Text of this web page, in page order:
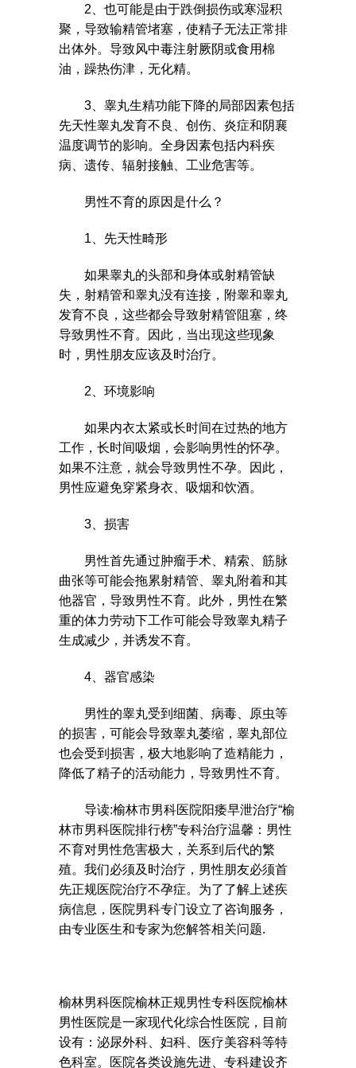
2、也可能是由于跌倒损伤或寒湿积
聚，导致输精管堵塞，使精子无法正常排
出体外。导致风中毒注射厥阴或食用棉
油，躁热伤津，无化精。
3、睾丸生精功能下降的局部因素包括
先天性睾丸发育不良、创伤、炎症和阴襄
温度调节的影响。全身因素包括内科疾
病、遗传、辐射接触、工业危害等。
男性不育的原因是什么？
1、先天性畸形
如果睾丸的头部和身体或射精管缺
失，射精管和睾丸没有连接，附睾和睾丸
发育不良，这些都会导致射精管阻塞，终
导致男性不育。因此，当出现这些现象
时，男性朋友应该及时治疗。
2、环境影响
如果内衣太紧或长时间在过热的地方
工作，长时间吸烟，会影响男性的怀孕。
如果不注意，就会导致男性不孕。因此，
男性应避免穿紧身衣、吸烟和饮酒。
3、损害
男性首先通过肿瘤手术、精索、筋脉
曲张等可能会拖累射精管、睾丸附着和其
他器官，导致男性不育。此外，男性在繁
重的体力劳动下工作可能会导致睾丸精子
生成减少，并诱发不育。
4、器官感染
男性的睾丸受到细菌、病毒、原虫等
的损害，可能会导致睾丸萎缩，睾丸部位
也会受到损害，极大地影响了造精能力，
降低了精子的活动能力，导致男性不育。
导读:榆林市男科医院阳痿早泄治疗“榆
林市男科医院排行榜”专科治疗温馨：男性
不育对男性危害极大，关系到后代的繁
殖。我们必须及时治疗，男性朋友必须首
先正规医院治疗不孕症。为了了解上述疾
病信息，医院男科专门设立了咨询服务，
由专业医生和专家为您解答相关问题.
榆林男科医院榆林正规男性专科医院榆林
男性医院是一家现代化综合性医院，目前
设有：泌尿外科、妇科、医疗美容科等特
色科室。医院各类设施先进、专科建设齐